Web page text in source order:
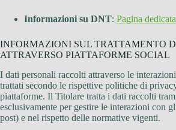
Informazioni su DNT: Pagina
INFORMAZIONI SUL TRATTAMENTO
ATTRAVERSO PIATTAFORME SOCIAL
I dati personali raccolti attraverso le
trattati secondo le rispettive politiche di
piattaforme. Il Titolare tratta i dati raccolti
esclusivamente per gestire le interazioni con
post) e nel rispetto delle normative vigenti.